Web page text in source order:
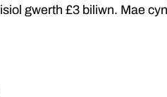
gwerth £3 biliwn. Mae